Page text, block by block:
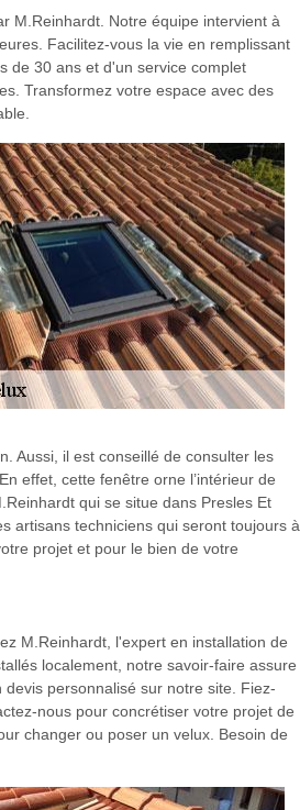
M.Reinhardt. Notre équipe intervient à
Facilitez-vous la vie en remplissant
de 30 ans et d'un service complet
Transformez votre espace avec des
Aussi, il est conseillé de consulter les
effet, cette fenêtre orne l’intérieur de
qui se situe dans Presles Et
artisans techniciens qui seront toujours à
projet et pour le bien de votre
M.Reinhardt, l'expert en installation de
localement, notre savoir-faire assure
personnalisé sur notre site. Fiez-
nous pour concrétiser votre projet de
changer ou poser un velux. Besoin de